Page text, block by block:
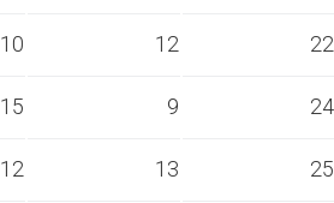
10 12 22
15 9 24
12 13 25